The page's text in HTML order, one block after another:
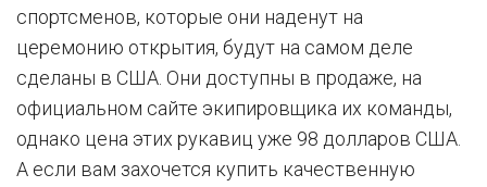
спортсменов, которые они наденут на
церемонию открытия, будут на самом деле
сделаны в США. Они доступны в продаже, на
официальном сайте экипировщика их команды,
однако цена этих рукавиц уже 98 долларов США.
А если вам захочется купить качественную